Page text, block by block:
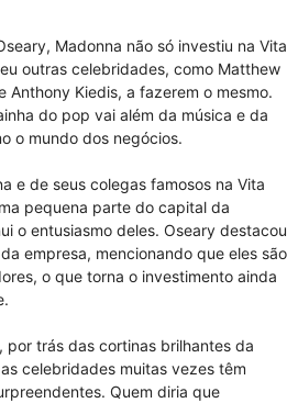
Madonna não só investiu na Vita
outras celebridades, como Matthew
Anthony Kiedis, a fazerem o mesmo.
do pop vai além da música e da
o mundo dos negócios.
e de seus colegas famosos na Vita
pequena parte do capital da
o entusiasmo deles. Oseary destacou
empresa, mencionando que eles são
o que torna o investimento ainda
por trás das cortinas brilhantes da
celebridades muitas vezes têm
Quem diria que